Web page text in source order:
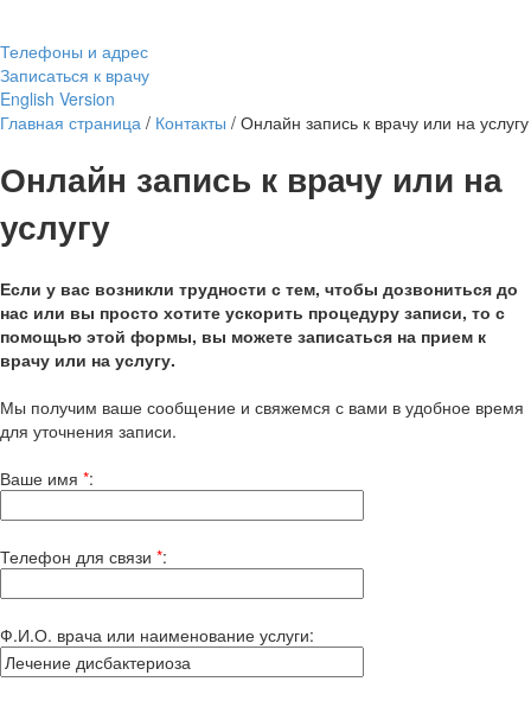
Телефоны и адрес
Записаться к врачу
English Version
Главная страница / Контакты / Онлайн запись к врачу или на услугу
Онлайн запись к врачу или на
услугу
Если у вас возникли трудности с тем, чтобы дозвониться до
нас или вы просто хотите ускорить процедуру записи, то с
помощью этой формы, вы можете записаться на прием к
врачу или на услугу.
Мы получим ваше сообщение и свяжемся с вами в удобное время
для уточнения записи.
Ваше имя *:
Телефон для связи *:
Ф.И.О. врача или наименование услуги: